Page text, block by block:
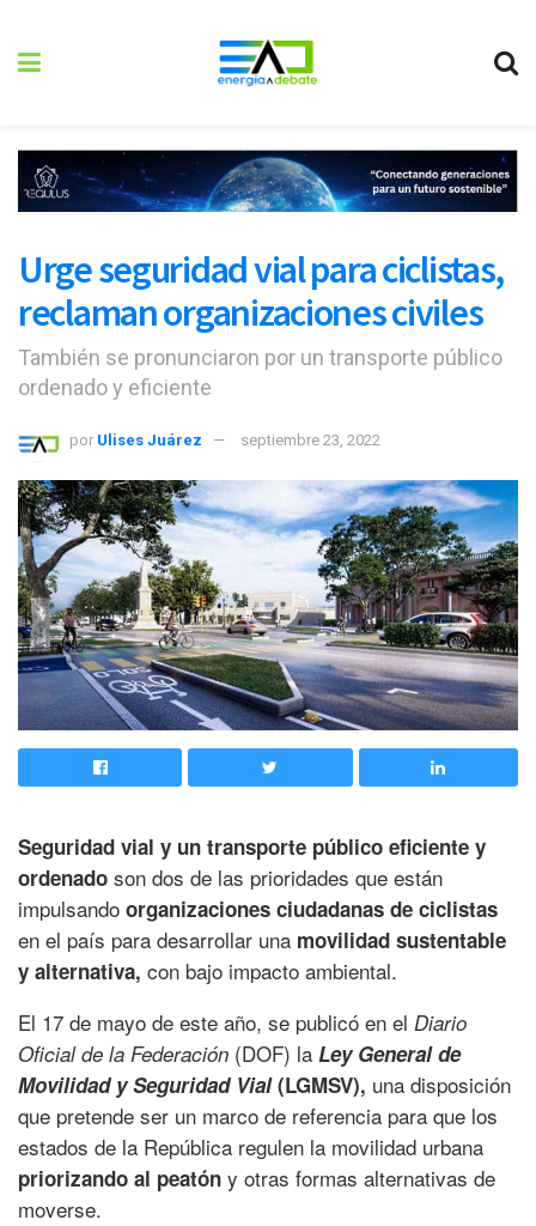
Urge seguridad vial para ciclistas,
reclaman organizaciones civiles
También se pronunciaron por un transporte público
ordenado y eficiente
por Ulises Juárez septiembre 23, 2022
Seguridad vial y un transporte público eficiente y
ordenado son dos de las prioridades que están
impulsando organizaciones ciudadanas de ciclistas
en el país para desarrollar una movilidad sustentable
y alternativa, con bajo impacto ambiental.
El 17 de mayo de este año, se publicó en el Diario
Oficial de la Federación (DOF) la Ley General de
Movilidad y Seguridad Vial(LGMSV), una disposición
que pretende ser un marco de referencia para que los
estados de la República regulen la movilidad urbana
priorizando al peatón y otras formas alternativas de
moverse.